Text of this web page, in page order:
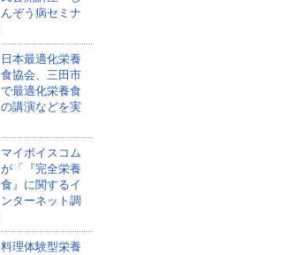
んぞう病セミナ
日本最適化栄養
食協会、三田市
で最適化栄養食
の講演などを実
マイボイスコム
が「『完全栄養
食』に関するイ
ンターネット調
料理体験型栄養